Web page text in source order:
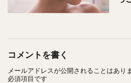
出典：Twitter
ものすごく中村倫也さんの面影満載
コメントを書く
メールアドレスが公開されることはあり
必須項目です